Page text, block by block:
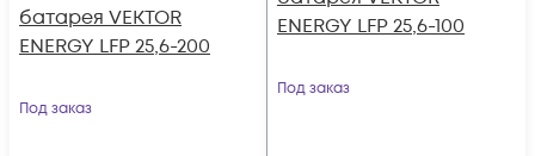
батарея VEKTOR
ENERGY LFP 25,6-200
Под заказ
ENERGY LFP 25,6-100
Под заказ